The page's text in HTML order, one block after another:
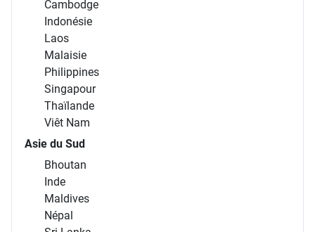
Cambodge
Indonésie
Laos
Malaisie
Philippines
Singapour
Thaïlande
Viêt Nam
Asie du Sud
Bhoutan
Inde
Maldives
Népal